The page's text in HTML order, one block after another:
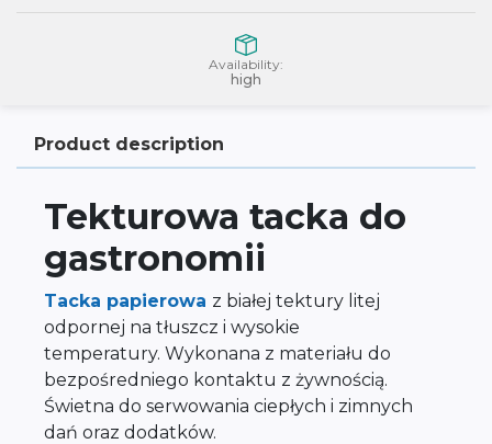
Availability:
high
Product description
Tekturowa tacka do
gastronomii
Tacka papierowa z białej tektury litej
odpornej na tłuszcz i wysokie
temperatury. Wykonana z materiału do
bezpośredniego kontaktu z żywnością.
Świetna do serwowania ciepłych i zimnych
dań oraz dodatków.